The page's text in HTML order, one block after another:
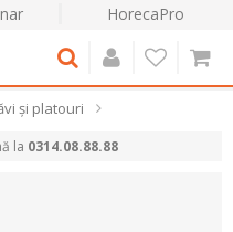
HorecaPro
și platouri
la 0314.08.88.88